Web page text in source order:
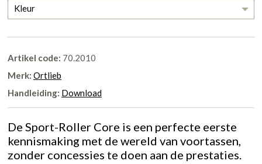
Kleur
Artikel code: 70.2010
Merk: Ortlieb
Handleiding: Download
De Sport-Roller Core is een perfecte eerste
kennismaking met de wereld van voortassen,
zonder concessies te doen aan de prestaties.